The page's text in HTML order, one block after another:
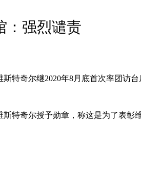
：强烈谴责
特奇尔继2020年8月底首次率团
特奇尔授予勋章，称这是为了表